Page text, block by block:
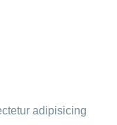
adipisicing